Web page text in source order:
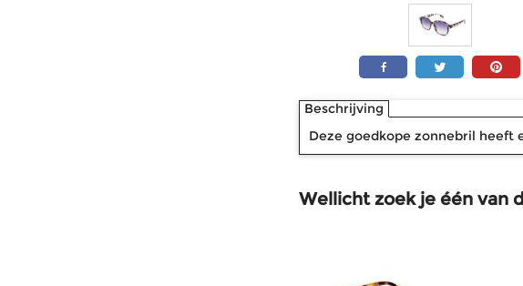
Beschrijving
Deze goedkope zonnebril heeft
Wellicht zoek je één van